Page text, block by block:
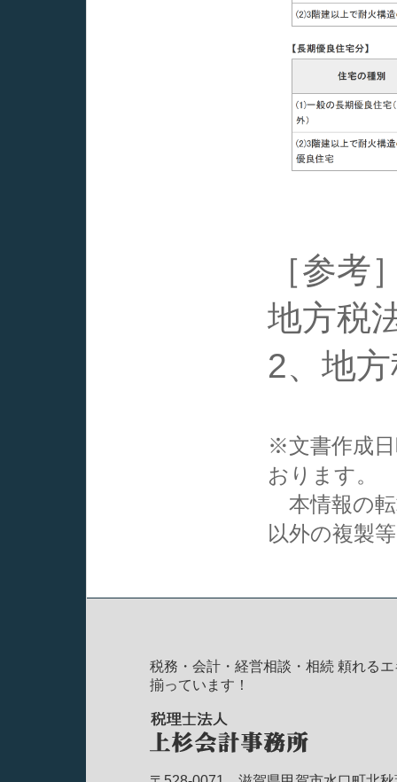
［参考
地方税
2、地
※文書作成
おります。
本情報の転
以外の複製
税務・会計・経営相談・相続 頼れる
揃っています！